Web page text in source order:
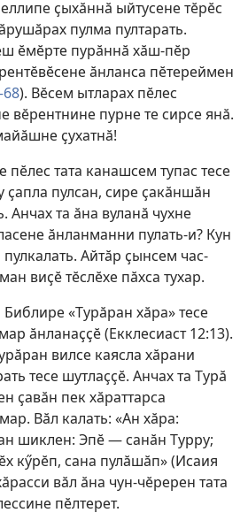
ҫыхӑннӑ ыйтусене тӗрӗс
пулма пултарать.
ӗмӗрте пурӑннӑ хӑш-пӗр
ӑнланса пӗтереймен
). Вӗсем ытларах пӗлес
вӗрентнине пурне те сирсе янӑ.
ҫухатнӑ!
тата канашсем тупас тесе
ҫапла пулсан, сире ҫакӑншӑн
Анчах та ӑна вуланӑ чухне
ӑнланманни пулать-и? Кун
Айтӑр ҫынсем час-
виҫӗ тӗслӗхе пӑхса тухар.
«Турӑран хӑра» тесе
ӑнланаҫҫӗ (Екклесиаст 12:13).
вилсе каясла хӑрани
тесе шутлаҫҫӗ. Анчах та Турӑ
ҫавӑн пек хӑраттарса
Вӑл калать: «Ан хӑра:
шиклен: Эпӗ — санӑн Турру;
кӳрӗп, сана пулӑшӑп» (Исаия
вӑл ӑна чун-чӗререн тата
пӗлтерет.